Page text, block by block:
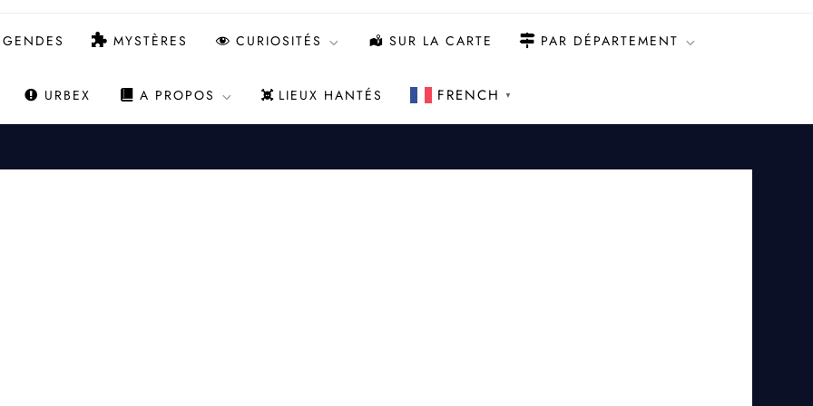
MYSTÈRES CURIOSITÉS SUR LA CARTE PAR DÉPARTEMENT
URBEX A PROPOS LIEUX HANTÉS FRENCH ▼